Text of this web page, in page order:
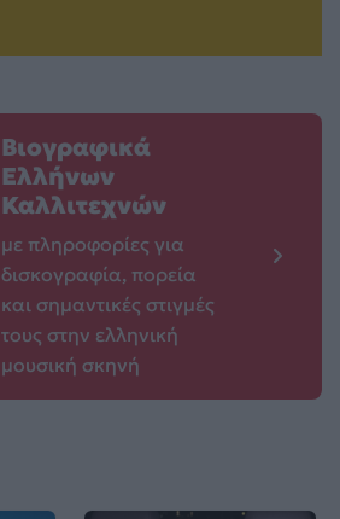
Βιογραφικά
Ελλήνων
Καλλιτεχνών
με πληροφορίες για
δισκογραφία, πορεία
και σημαντικές στιγμές
τους στην ελληνική
μουσική σκηνή